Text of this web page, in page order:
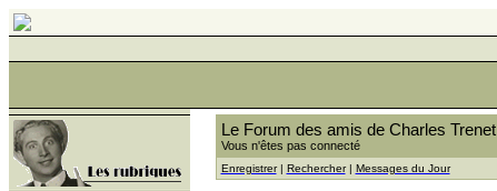
Le Forum des amis de Charles Trenet
Vous n'êtes pas connecté
Enregistrer| Rechercher| Messages du Jour